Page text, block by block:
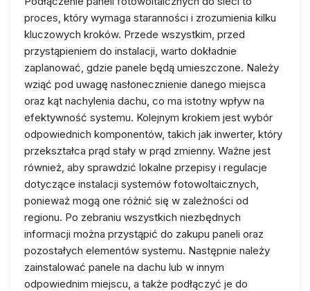
proces, który wymaga staranności i zrozumienia kilku
kluczowych kroków. Przede wszystkim, przed
przystąpieniem do instalacji, warto dokładnie
zaplanować, gdzie panele będą umieszczone. Należy
wziąć pod uwagę nasłonecznienie danego miejsca
oraz kąt nachylenia dachu, co ma istotny wpływ na
efektywność systemu. Kolejnym krokiem jest wybór
odpowiednich komponentów, takich jak inwerter, który
przekształca prąd stały w prąd zmienny. Ważne jest
również, aby sprawdzić lokalne przepisy i regulacje
dotyczące instalacji systemów fotowoltaicznych,
ponieważ mogą one różnić się w zależności od
regionu. Po zebraniu wszystkich niezbędnych
informacji można przystąpić do zakupu paneli oraz
pozostałych elementów systemu. Następnie należy
zainstalować panele na dachu lub w innym
odpowiednim miejscu, a także podłączyć je do